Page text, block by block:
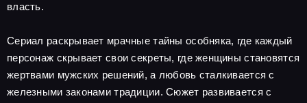
власть.
Сериал раскрывает мрачные тайны особняка, где каждый
персонаж скрывает свои секреты, где женщины становятся
жертвами мужских решений, а любовь сталкивается с
железными законами традиции. Сюжет развивается с